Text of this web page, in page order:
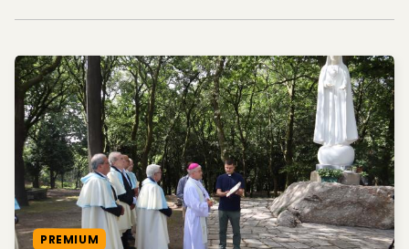
PREMIUM